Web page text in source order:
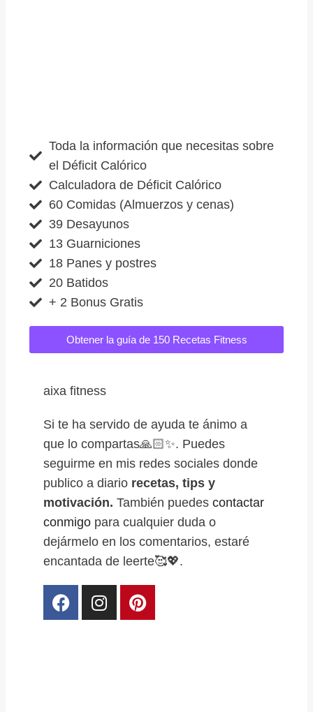
Toda la información que necesitas sobre
el Déficit Calórico
Calculadora de Déficit Calórico
60 Comidas (Almuerzos y cenas)
39 Desayunos
13 Guarniciones
18 Panes y postres
20 Batidos
+ 2 Bonus Gratis
Obtener la guía de 150 Recetas Fitness
aixa fitness
Si te ha servido de ayuda te ánimo a
que lo compartas🙏🏻✨. Puedes
seguirme en mis redes sociales donde
publico a diario recetas, tips y
motivación. También puedes contactar
conmigo para cualquier duda o
dejármelo en los comentarios, estaré
encantada de leerte🥰💖.